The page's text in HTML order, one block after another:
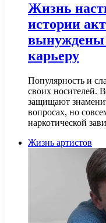
Жизнь
истории
вынуждены
карьеру
Популярность и
своих носителей.
защищают
вопросах, но
наркотической
Жизнь артистов